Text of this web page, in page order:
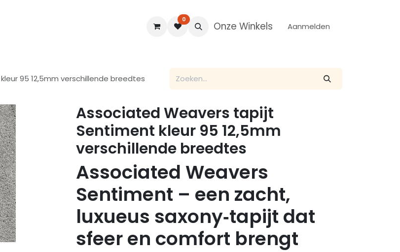
Blogs
0
Onze Winkels Aanmelden
95 12,5mm verschillende breedtes
Associated Weavers tapijt
Sentiment kleur 95 12,5mm
verschillende breedtes
Associated Weavers
Sentiment – een zacht,
luxueus saxony‑tapijt dat
sfeer en comfort brengt